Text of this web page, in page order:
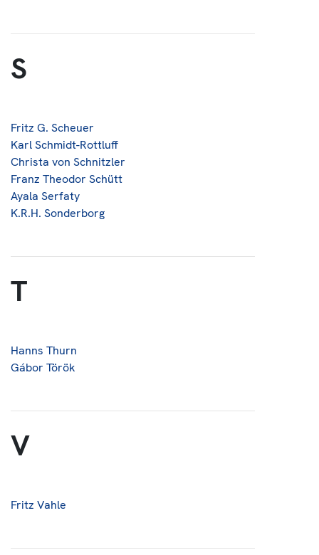
S
Fritz G. Scheuer
Karl Schmidt-Rottluff
Christa von Schnitzler
Franz Theodor Schütt
Ayala Serfaty
K.R.H. Sonderborg
T
Hanns Thurn
Gábor Török
V
Fritz Vahle